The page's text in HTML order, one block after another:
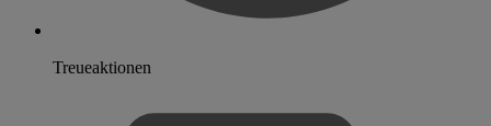
Treueaktionen